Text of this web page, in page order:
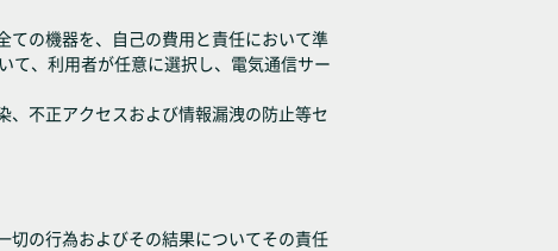
ての機器を、自己の費用と責任において準
て、利用者が任意に選択し、電気通信サー
不正アクセスおよび情報漏洩の防止等セ
切の行為およびその結果についてその責任